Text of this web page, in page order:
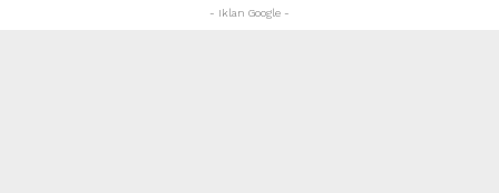
- Iklan Google -